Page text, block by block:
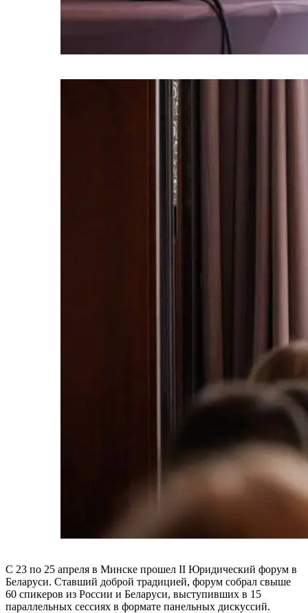
С 23 по 25 апреля в Минске прошел II Юридический форум в
Беларуси. Ставший доброй традицией, форум собрал свыше
60 спикеров из России и Беларуси, выступивших в 15
параллельных сессиях в формате панельных дискуссий.